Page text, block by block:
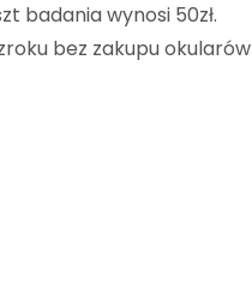
badania wynosi 50zł.
bez zakupu okularów